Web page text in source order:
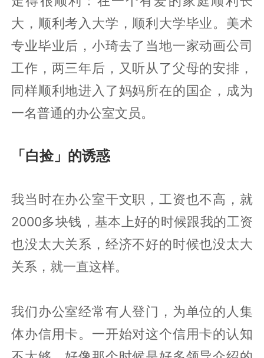
大，顺利考入大学，顺利大学毕业。美术
专业毕业后，小琦去了当地一家动画公司
工作，两三年后，又听从了父母的安排，
同样顺利地进入了妈妈所在的国企，成为
一名普通的办公室文员。
「白捡」的诱惑
我当时在办公室干文职，工资也不高，就
2000多块钱，基本上好的时候跟我的工资
也没太大关系，经济不好的时候也没太大
关系，就一直这样。
我们办公室经常有人登门，为单位的人集
体办信用卡。一开始对这个信用卡的认知